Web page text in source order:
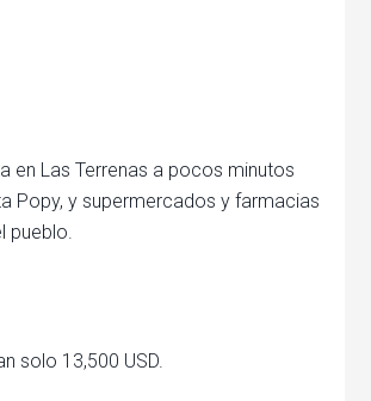
en Las Terrenas a pocos minutos
Popy, y supermercados y farmacias
pueblo.
solo 13,500 USD.